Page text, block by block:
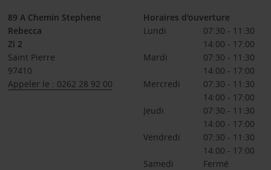
89 A Chemin Stephene
Rebecca
Zi 2
Saint Pierre
97410
Appeler le : 0262 28 92 00
Horaires d'ouverture
Lundi
07:30 - 11:30
14:00 - 17:00
Mardi
07:30 - 11:30
14:00 - 17:00
Mercredi
07:30 - 11:30
14:00 - 17:00
Jeudi
07:30 - 11:30
14:00 - 17:00
Vendredi
07:30 - 11:30
14:00 - 17:00
Samedi
Fermé